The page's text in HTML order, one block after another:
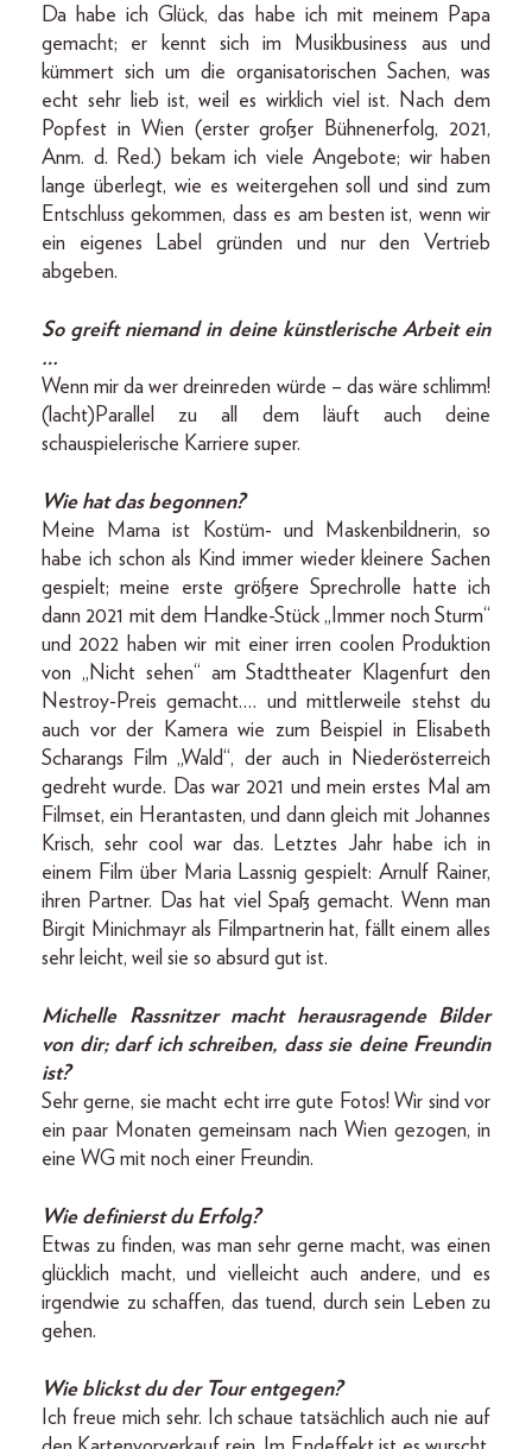
Da habe ich Glück, das habe ich mit meinem Papa
gemacht; er kennt sich im Musikbusiness aus und
kümmert sich um die organisatorischen Sachen, was
echt sehr lieb ist, weil es wirklich viel ist. Nach dem
Popfest in Wien (erster großer Bühnenerfolg, 2021,
Anm. d. Red.) bekam ich viele Angebote; wir haben
lange überlegt, wie es weitergehen soll und sind zum
Entschluss gekommen, dass es am besten ist, wenn wir
ein eigenes Label gründen und nur den Vertrieb
abgeben.
So greift niemand in deine künstlerische Arbeit ein
…
Wenn mir da wer dreinreden würde – das wäre schlimm!
(lacht)Parallel zu all dem läuft auch deine
schauspielerische Karriere super.
Wie hat das begonnen?
Meine Mama ist Kostüm- und Maskenbildnerin, so
habe ich schon als Kind immer wieder kleinere Sachen
gespielt; meine erste größere Sprechrolle hatte ich
dann 2021 mit dem Handke-Stück „Immer noch Sturm“
und 2022 haben wir mit einer irren coolen Produktion
von „Nicht sehen“ am Stadttheater Klagenfurt den
Nestroy-Preis gemacht.… und mittlerweile stehst du
auch vor der Kamera wie zum Beispiel in Elisabeth
Scharangs Film „Wald“, der auch in Niederösterreich
gedreht wurde. Das war 2021 und mein erstes Mal am
Filmset, ein Herantasten, und dann gleich mit Johannes
Krisch, sehr cool war das. Letztes Jahr habe ich in
einem Film über Maria Lassnig gespielt: Arnulf Rainer,
ihren Partner. Das hat viel Spaß gemacht. Wenn man
Birgit Minichmayr als Filmpartnerin hat, fällt einem alles
sehr leicht, weil sie so absurd gut ist.
Michelle Rassnitzer macht herausragende Bilder
von dir; darf ich schreiben, dass sie deine Freundin
ist?
Sehr gerne, sie macht echt irre gute Fotos! Wir sind vor
ein paar Monaten gemeinsam nach Wien gezogen, in
eine WG mit noch einer Freundin.
Wie definierst du Erfolg?
Etwas zu finden, was man sehr gerne macht, was einen
glücklich macht, und vielleicht auch andere, und es
irgendwie zu schaffen, das tuend, durch sein Leben zu
gehen.
Wie blickst du der Tour entgegen?
Ich freue mich sehr. Ich schaue tatsächlich auch nie auf